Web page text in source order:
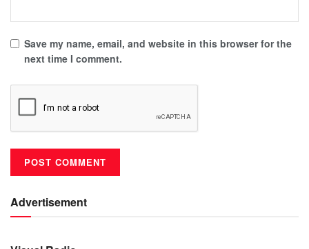
Save my name, email, and website in this browser for the
next time I comment.
Advertisement